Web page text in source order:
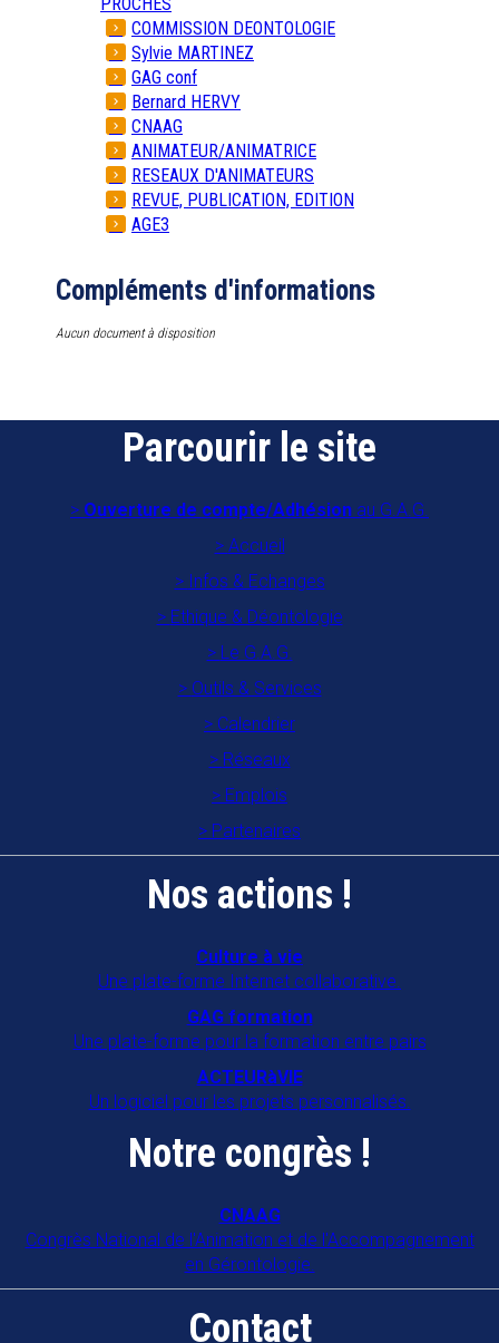
COMMISSION DEONTOLOGIE
Sylvie MARTINEZ
GAG conf
Bernard HERVY
CNAAG
ANIMATEUR/ANIMATRICE
RESEAUX D'ANIMATEURS
REVUE, PUBLICATION, EDITION
AGE3
Compléments d'informations
Aucun document à disposition
Parcourir le site
Ouverture de compte/Adhésion au G.A.G.
Accueil
Infos & Echanges
Ethique & Déontologie
Le G.A.G.
Outils & Services
Calendrier
Réseaux
Emplois
Partenaires
Nos actions !
Culture à vie
Une plate-forme Internet collaborative.
GAG formation
Une plate-forme pour la formation entre pairs
ACTEURàVIE
Un logiciel pour les projets personnalisés.
Notre congrès !
CNAAG
Congrès National de l'Animation et de l'Accompagnement
en Gérontologie.
Contact